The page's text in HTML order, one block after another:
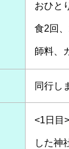
おひと
食2回
師料、
同行し
<1日目
した神